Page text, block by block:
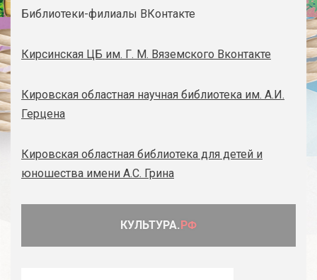
Библиотеки-филиалы ВКонтакте
Кирсинская ЦБ им. Г. М. Вяземского Вконтакте
Кировская областная научная библиотека им. А.И.
Герцена
Кировская областная библиотека для детей и
юношества имени А.С. Грина